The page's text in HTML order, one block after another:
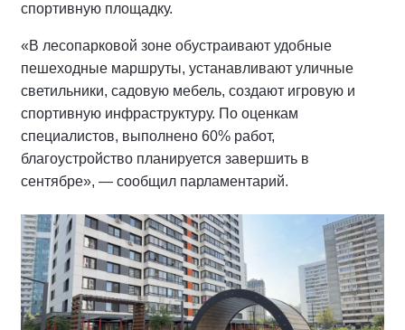
спортивную площадку.
«В лесопарковой зоне обустраивают удобные
пешеходные маршруты, устанавливают уличные
светильники, садовую мебель, создают игровую и
спортивную инфраструктуру. По оценкам
специалистов, выполнено 60% работ,
благоустройство планируется завершить в
сентябре», — сообщил парламентарий.